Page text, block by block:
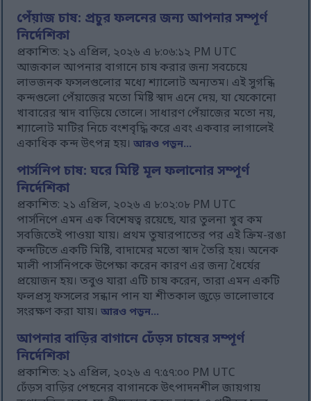
পেঁয়াজ চাষ: প্রচুর ফলনের জন্য আপনার সম্পূর্ণ
নির্দেশিকা
প্রকাশিত: ২১ এপ্রিল, ২০২৬ এ ৮:০৬:১২ PM UTC
আজকাল আপনার বাগানে চাষ করার জন্য সবচেয়ে
লাভজনক ফসলগুলোর মধ্যে শ্যালোট অন্যতম। এই সুগন্ধি
কন্দগুলো পেঁয়াজের মতো মিষ্টি স্বাদ এনে দেয়, যা যেকোনো
খাবারের স্বাদ বাড়িয়ে তোলে। সাধারণ পেঁয়াজের মতো নয়,
শ্যালোট মাটির নিচে বংশবৃদ্ধি করে এবং একবার লাগালেই
একাধিক কন্দ উৎপন্ন হয়।আরও পড়ুন...
পার্সনিপ চাষ: ঘরে মিষ্টি মূল ফলানোর সম্পূর্ণ
নির্দেশিকা
প্রকাশিত: ২১ এপ্রিল, ২০২৬ এ ৮:০২:০৮ PM UTC
পার্সনিপে এমন এক বিশেষত্ব রয়েছে, যার তুলনা খুব কম
সবজিতেই পাওয়া যায়। প্রথম তুষারপাতের পর এই ক্রিম-রঙা
কন্দটিতে একটি মিষ্টি, বাদামের মতো স্বাদ তৈরি হয়। অনেক
মালী পার্সনিপকে উপেক্ষা করেন কারণ এর জন্য ধৈর্যের
প্রয়োজন হয়। তবুও যারা এটি চাষ করেন, তারা এমন একটি
ফলপ্রসূ ফসলের সন্ধান পান যা শীতকাল জুড়ে ভালোভাবে
সংরক্ষণ করা যায়।আরও পড়ুন...
আপনার বাড়ির বাগানে ঢেঁড়স চাষের সম্পূর্ণ
নির্দেশিকা
প্রকাশিত: ২১ এপ্রিল, ২০২৬ এ ৭:৫৭:০০ PM UTC
ঢেঁড়স বাড়ির পেছনের বাগানকে উৎপাদনশীল জায়গায়